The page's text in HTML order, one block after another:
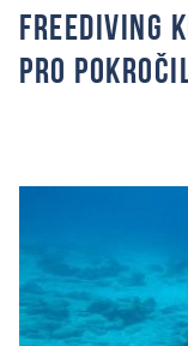
Freediving
pro